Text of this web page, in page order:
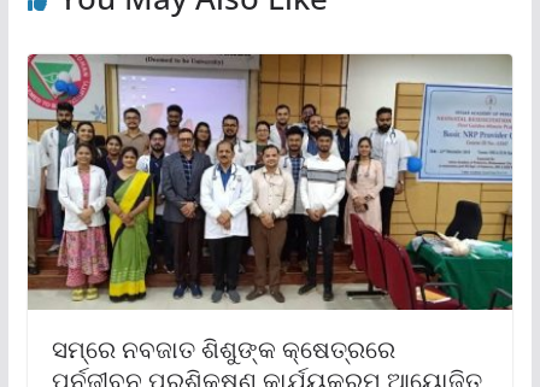
ସମ୍‌ରେ ନବଜାତ ଶିଶୁଙ୍କ କ୍ଷେତ୍ରରେ
ପୁର୍ନଜୀବନ ପ୍ରଶିକ୍ଷଣ କାର୍ଯ୍ୟକ୍ରମ ଆୟୋଜିତ